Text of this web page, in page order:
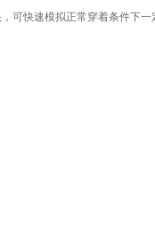
可快速模拟正常穿着条件下